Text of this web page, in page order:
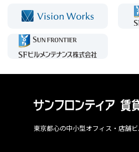
東京都心の中小型オフィス・店舗